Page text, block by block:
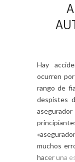
Hay
ocurren
rango de
despistes
muchos
hacer una